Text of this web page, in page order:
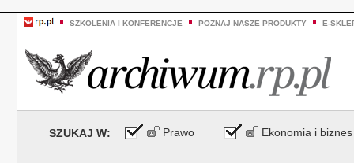
SZKOLENIA I KONFERENCJE POZNAJ NASZE PRODUKTY E-
SZUKAJ W: Prawo Ekonomia i biznes